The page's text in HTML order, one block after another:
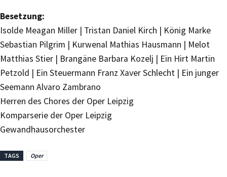
Besetzung:
Isolde Meagan Miller | Tristan Daniel Kirch | König Marke
Sebastian Pilgrim | Kurwenal Mathias Hausmann | Melot
Matthias Stier | Brangäne Barbara Kozelj | Ein Hirt Martin
Petzold | Ein Steuermann Franz Xaver Schlecht | Ein junger
Seemann Alvaro Zambrano
Herren des Chores der Oper Leipzig
Komparserie der Oper Leipzig
Gewandhausorchester
TAGS Oper